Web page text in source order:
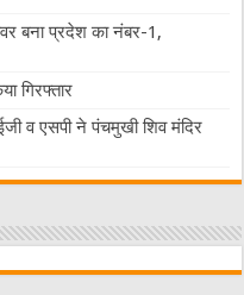
बना प्रदेश का नंबर-1,
गिरफ्तार
व एसपी ने पंचमुखी शिव मंदिर